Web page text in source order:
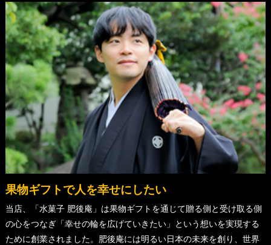
果物ギフトで人を幸せにしたい
当店、「水菓子 肥後庵」は果物ギフトを通じて贈る側と受け取る側
の心をつなぎ「幸せの輪を広げていきたい」という想いを実現する
ために創業されました。肥後庵には明るい日本の未来を創り、世界